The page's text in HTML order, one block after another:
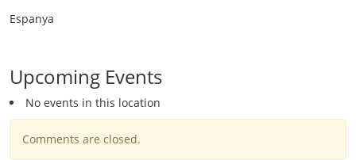
Espanya
Upcoming Events
No events in this location
Comments are closed.